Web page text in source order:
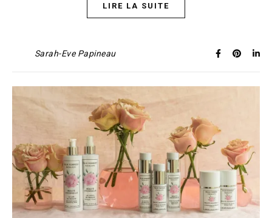
LIRE LA SUITE
Sarah-Eve Papineau